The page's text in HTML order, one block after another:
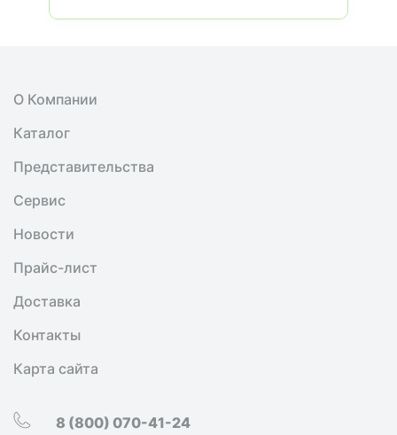
О Компании
Каталог
Представительства
Сервис
Новости
Прайс-лист
Доставка
Контакты
Карта сайта
8 (800) 070-41-24